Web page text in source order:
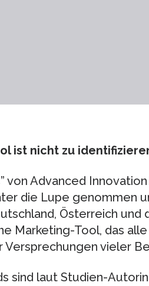
ist nicht zu
von Advanced
die Lupe genommen
Österreich und
Marketing-Tool, das
vieler
sind laut Studien-